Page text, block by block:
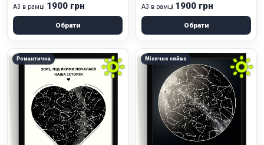
А3 в рамці 1900 грн
Обрати
А3 в рамці 1900 грн
Обрати
Романтична Місячне сяйво